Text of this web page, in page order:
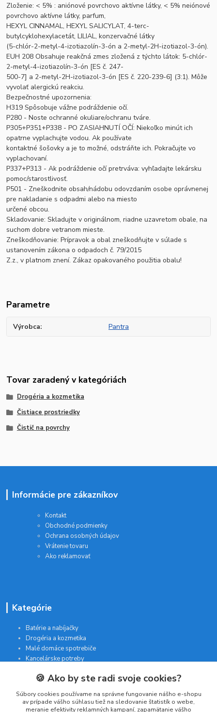
Zloženie: < 5% : aniónové povrchovo aktívne látky, < 5% neiónové
povrchovo aktívne látky, parfum,
HEXYL CINNAMAL, HEXYL SALICYLAT, 4-terc-
butylcyklohexylacetát, LILIAL, konzervačné látky
(5-chlór-2-metyl-4-izotiazolín-3-ón a 2-metyl-2H-izotiazol-3-ón).
EUH 208 Obsahuje reakčná zmes zložená z týchto látok: 5-chlór-
2-metyl-4-izotiazolín-3-ón [ES č. 247-
500-7] a 2-metyl-2H-izotiazol-3-ón [ES č. 220-239-6] (3:1). Môže
vyvolať alergickú reakciu.
Bezpečnostné upozornenia:
H319 Spôsobuje vážne podráždenie očí.
P280 - Noste ochranné okuliare/ochranu tváre.
P305+P351+P338 - PO ZASIAHNUTÍ OČÍ: Niekoľko minút ich
opatrne vyplachujte vodou. Ak používate
kontaktné šošovky a je to možné, odstráňte ich. Pokračujte vo
vyplachovaní.
P337+P313 - Ak podráždenie očí pretrváva: vyhľadajte lekársku
pomoc/starostlivosť.
P501 - Zneškodnite obsah/nádobu odovzdaním osobe oprávnenej
pre nakladanie s odpadmi alebo na miesto
určené obcou.
Skladovanie: Skladujte v originálnom, riadne uzavretom obale, na
suchom dobre vetranom mieste.
Zneškodňovanie: Prípravok a obal zneškodňujte v súlade s
ustanovením zákona o odpadoch č. 79/2015
Z.z., v platnom znení. Zákaz opakovaného použitia obalu!
Parametre
Výrobca Pantra
Tovar zaradený v kategóriách
Drogéria a kozmetika
Čistiace prostriedky
Čistič na povrchy
Informácie pre zákazníkov
Kontakt
Obchodné podmienky
Ochrana osobných údajov
Vrátenie tovaru
Ako reklamovať
Kategórie
Batérie a nabíjačky
Drogéria a kozmetika
Malé domáce spotrebiče
Kancelárske potreby
Kontakt
🍪 Ako by ste radi svoje cookies?
Súbory cookies používame na správne fungovanie nášho e-shopu
av prípade vášho súhlasu tiež na sledovanie štatistík o webe,
meranie efektivity reklamných kampaní, zapamätanie vášho